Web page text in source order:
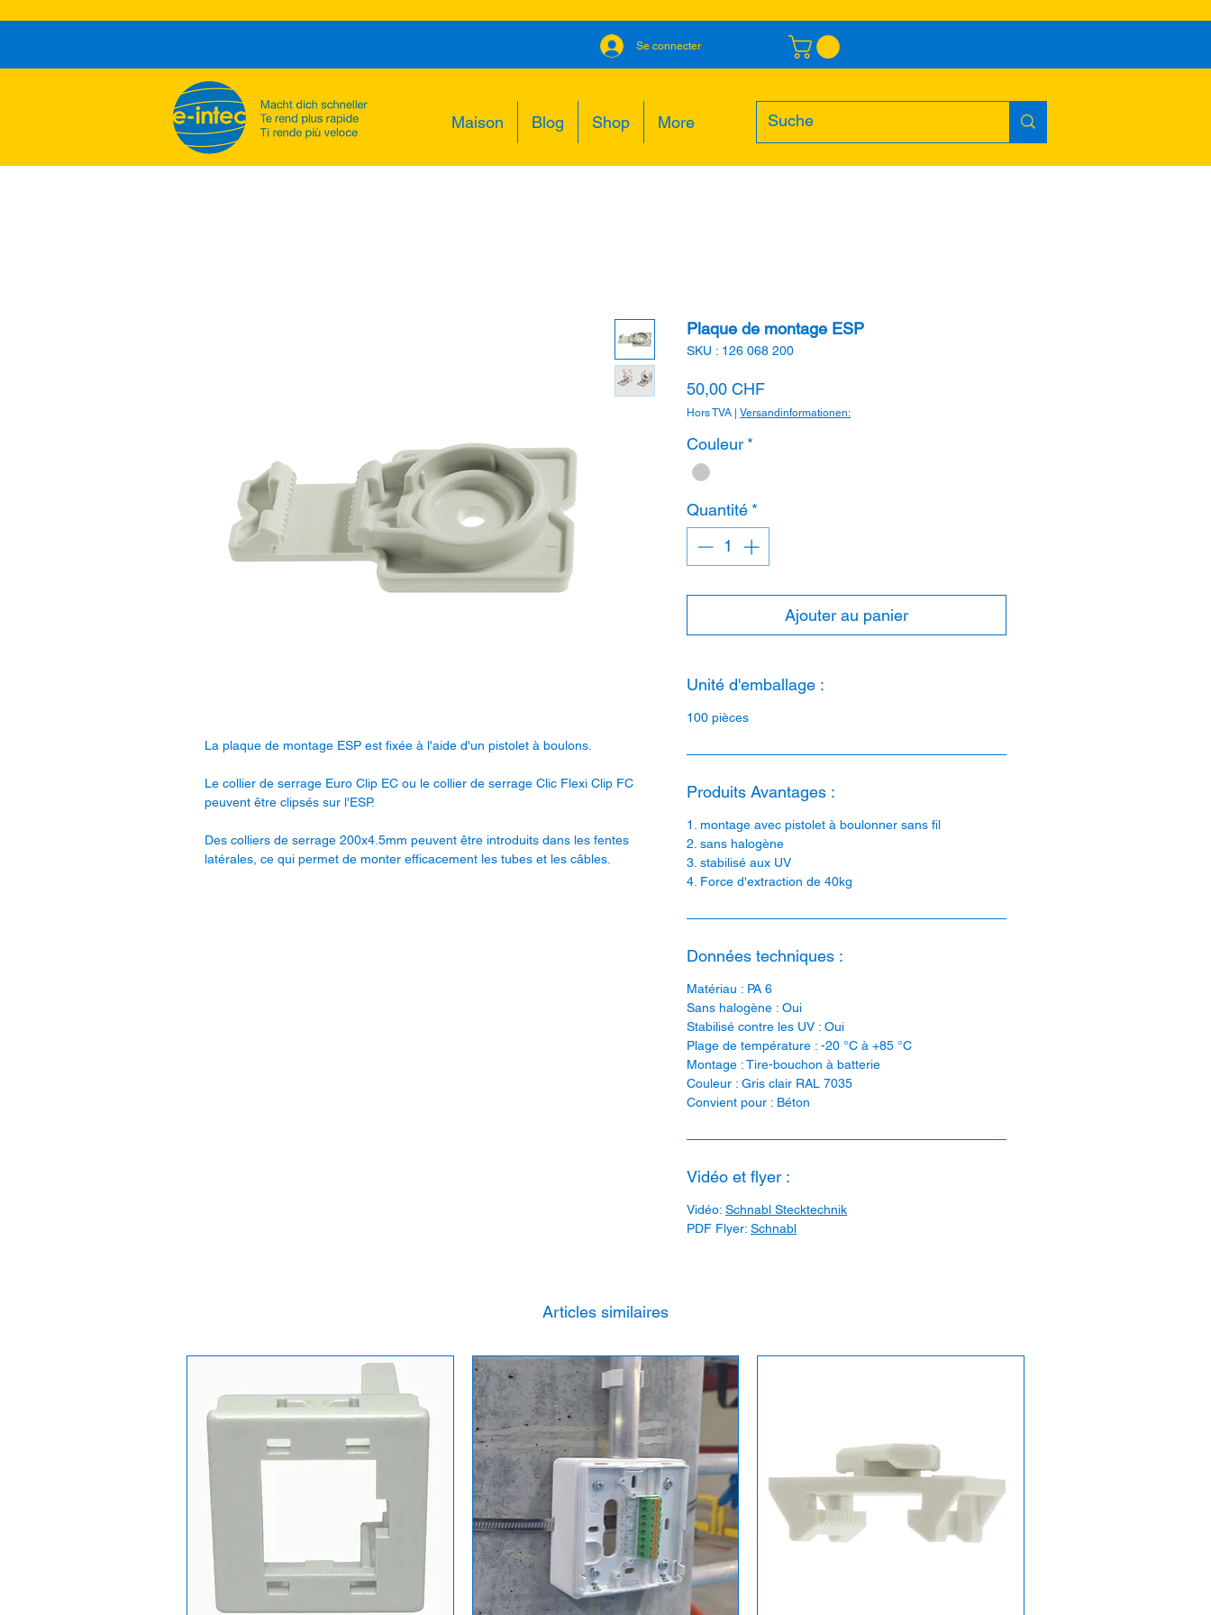
Se connecter
Maison Blog Shop More
La plaque de montage ESP est fixée à l'aide d'un pistolet à boulons.
Le collier de serrage Euro Clip EC ou le collier de serrage Clic Flexi Clip FC
peuvent être clipsés sur l'ESP.
Des colliers de serrage 200x4.5mm peuvent être introduits dans les fentes
latérales, ce qui permet de monter efficacement les tubes et les câbles.
Plaque de montage ESP
SKU : 126 068 200
50,00 CHFPrix
Hors TVA | Versandinformationen:
Couleur *
Quantité *
Ajouter au panier
Unité d'emballage :
100 pièces
Produits Avantages :
1. montage avec pistolet à boulonner sans fil
2. sans halogène
3. stabilisé aux UV
4. Force d'extraction de 40kg
Données techniques :
Matériau : PA 6
Sans halogène : Oui
Stabilisé contre les UV : Oui
Plage de température : -20 °C à +85 °C
Montage : Tire-bouchon à batterie
Couleur : Gris clair RAL 7035
Convient pour : Béton
Vidéo et flyer :
Vidéo: Schnabl Stecktechnik
PDF Flyer: Schnabl
Articles similaires